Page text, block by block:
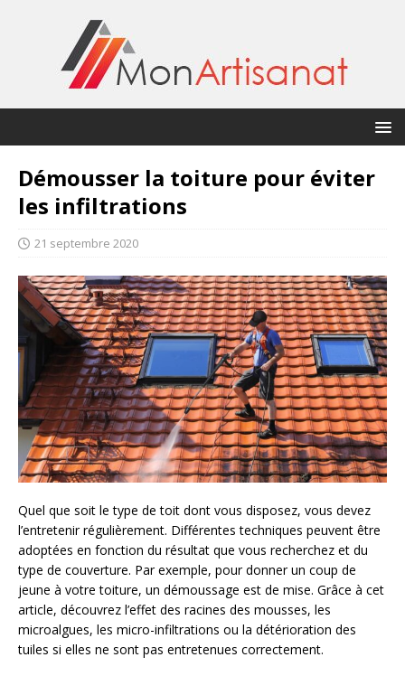
Démousser la toiture pour éviter
les infiltrations
21 septembre 2020
Quel que soit le type de toit dont vous disposez, vous devez
l’entretenir régulièrement. Différentes techniques peuvent être
adoptées en fonction du résultat que vous recherchez et du
type de couverture. Par exemple, pour donner un coup de
jeune à votre toiture, un démoussage est de mise. Grâce à cet
article, découvrez l’effet des racines des mousses, les
microalgues, les micro-infiltrations ou la détérioration des
tuiles si elles ne sont pas entretenues correctement.